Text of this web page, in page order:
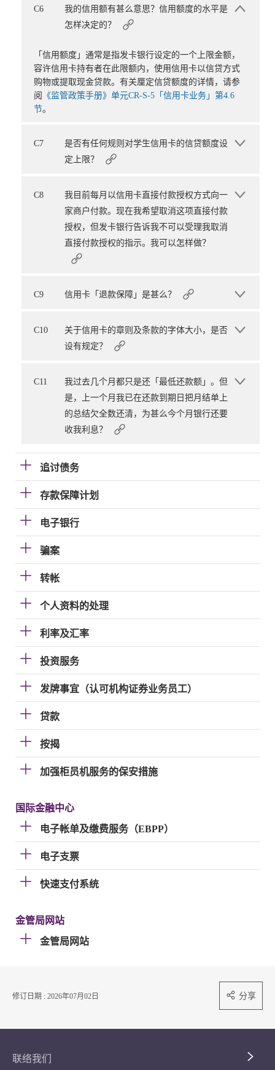
C6
我的信用额有甚么意思？信用额度的水平是
怎样决定的？
「信用额度」通常是指发卡银行设定的一个上限金额，
容许信用卡持有者在此限额内，使用信用卡以信贷方式
购物或提取现金贷款。有关厘定信贷额度的详情，请参
阅
《监管政策手册》单元CR-S-5「信用卡业务」第4.6
节。
C7
是否有任何规则对学生信用卡的信贷额度设
定上限？
C8
我目前每月以信用卡直接付款授权方式向一
家商户付款。现在我希望取消这项直接付款
授权，但发卡银行告诉我不可以受理我取消
直接付款授权的指示。我可以怎样做？
C9 信用卡「退款保障」是甚么？
C10
关于信用卡的章则及条款的字体大小，是否
设有规定？
C11
我过去几个月都只是还「最低还款额」。但
是，上一个月我已在还款到期日把月结单上
的总结欠全数还清，为甚么今个月银行还要
收我利息？
追讨债务
存款保障计划
电子银行
骗案
转帐
个人资料的处理
利率及汇率
投资服务
发牌事宜（认可机构证券业务员工）
贷款
按揭
加强柜员机服务的保安措施
国际金融中心
电子帐单及缴费服务（EBPP）
电子支票
快速支付系统
金管局网站
金管局网站
修订日期 : 2026年07月02日 分享
联络我们